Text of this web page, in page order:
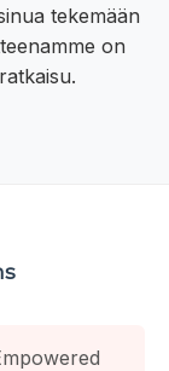
tekemään
on